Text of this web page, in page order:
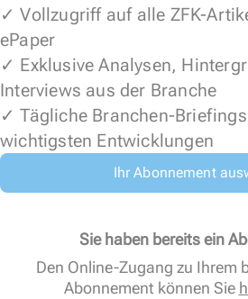
✓ Vollzugriff auf alle ZFK-
ePaper
✓ Exklusive Analysen,
Interviews aus der Branche
✓ Tägliche Branchen-
wichtigsten Entwicklungen
Ihr Abonnement
Sie haben bereits ein
Den Online-Zugang zu Ihrem
Abonnement können Sie